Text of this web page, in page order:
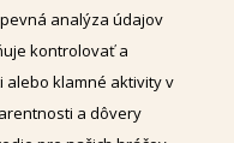
analýza údajov
kontrolovať a
klamné aktivity v
a dôvery